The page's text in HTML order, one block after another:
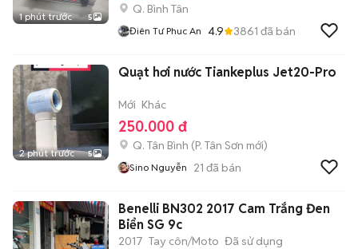
1 phút trước 5
Q. Bình Tân
Điên Tư Phuc An 4.9 3861 đã bán
2 phút trước 5
Quạt hơi nước Tiankeplus Jet20-Pro
Mới Khác
250.000 đ
Q. Tân Bình (P. Tân Sơn mới)
Sino Nguyễn 21 đã bán
Benelli BN302 2017 Cam Trắng Đen
Biển SG 9c
2017 Tay côn/Moto Đã sử dụng